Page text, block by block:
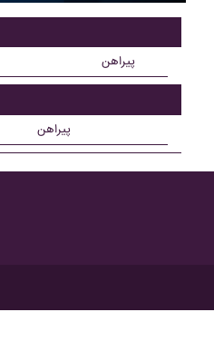
پیراهن
پیراهن